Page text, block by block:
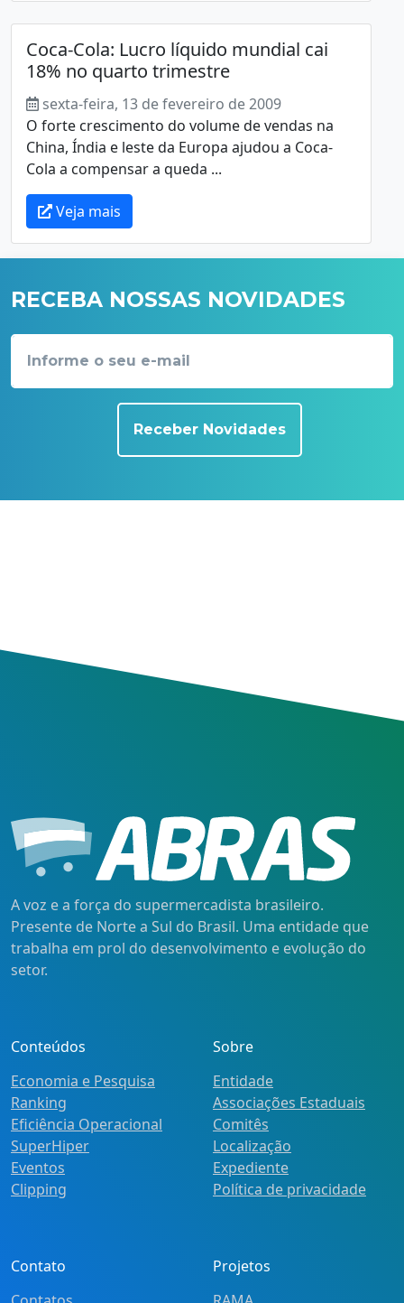
Coca-Cola: Lucro líquido mundial cai
18% no quarto trimestre
sexta-feira, 13 de fevereiro de 2009
O forte crescimento do volume de vendas na
China, Índia e leste da Europa ajudou a Coca-
Cola a compensar a queda ...
Veja mais
RECEBA NOSSAS NOVIDADES
Receber Novidades
A voz e a força do supermercadista brasileiro.
Presente de Norte a Sul do Brasil. Uma entidade que
trabalha em prol do desenvolvimento e evolução do
setor.
Conteúdos
Economia e Pesquisa
Ranking
Eficiência Operacional
SuperHiper
Eventos
Clipping
Sobre
Entidade
Associações Estaduais
Comitês
Localização
Expediente
Política de privacidade
Contato
Projetos